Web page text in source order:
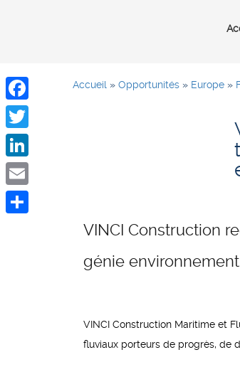
Accueil » Opportunités » Europe »
VINCI Construction
génie
VINCI Construction Maritime et
fluviaux porteurs de progrès, de
Facebook
Twitter
LinkedIn
Email